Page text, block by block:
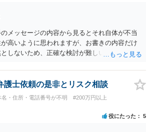
メッセージの内容から見るとそれ自体が不当
高いように思われますが、お書きの内容だけ
しないため、正確な検討が難しいです。例え
ドバイスう受けた方が確実です。
護士依頼の是非とリスク相談
名・住所・電話番号が不明
#200万円以上
役にたった 5